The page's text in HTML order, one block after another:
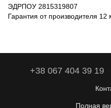
ЭДРПОУ 2815319807
Гарантия от производителя 12
+38 067 404 39 19
Полная